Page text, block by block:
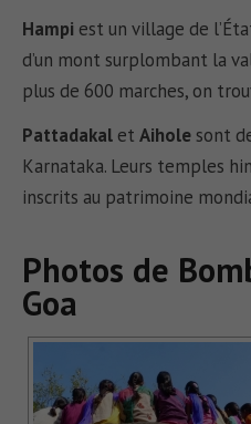
Hampi est un village de
d’un mont surplombant la
plus de 600 marches, on
Pattadakal etAihole sont
Karnataka. Leurs temples
inscrits au patrimoine
Photos de
Goa